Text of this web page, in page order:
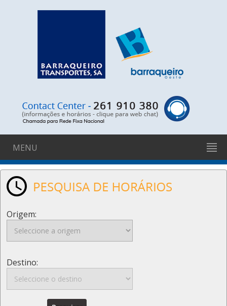
MENU
Origem:
Destino: